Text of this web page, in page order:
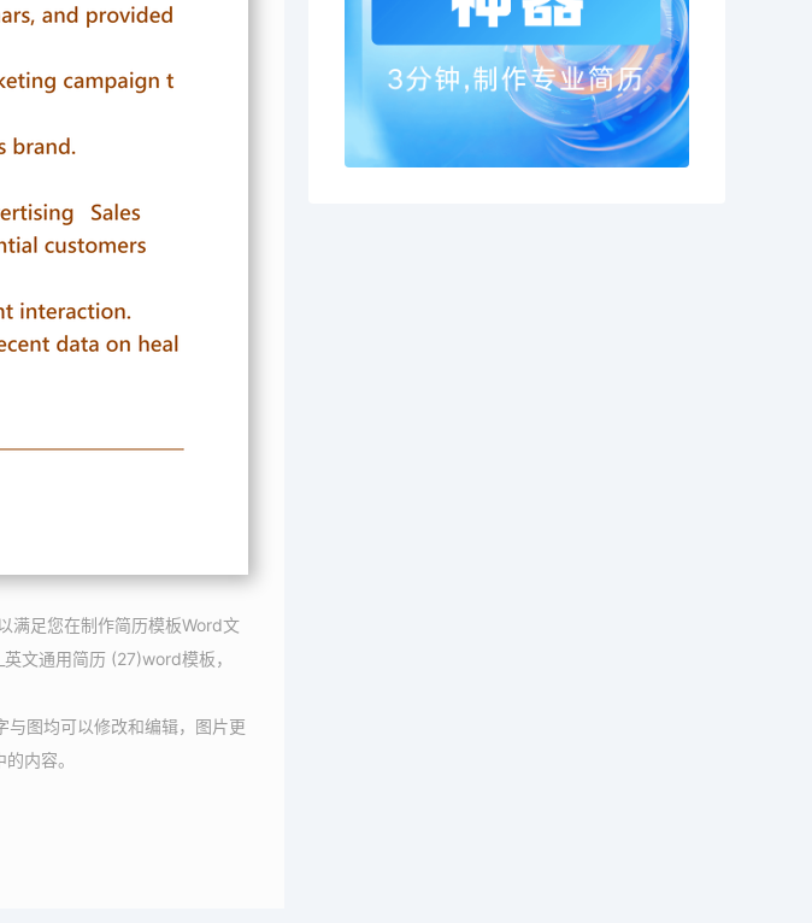
满足您在制作简历模板Word文
文通用简历 (27)word模板，
图均可以修改和编辑，图片更
内容。